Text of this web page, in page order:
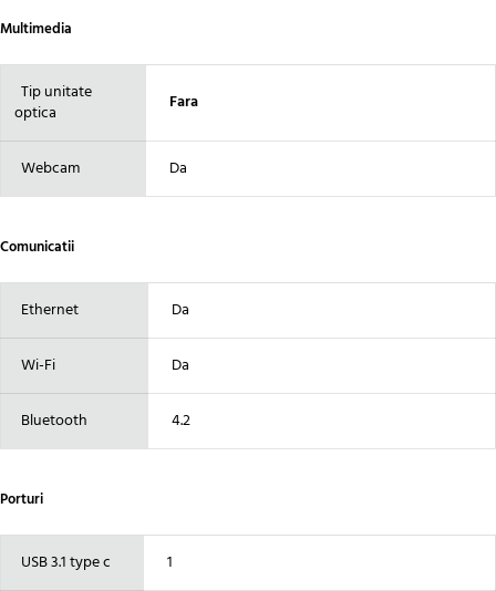
Multimedia
Tip unitate
optica
Fara
Webcam Da
Comunicatii
Ethernet Da
Wi-Fi Da
Bluetooth 4.2
Porturi
USB 3.1 type c 1